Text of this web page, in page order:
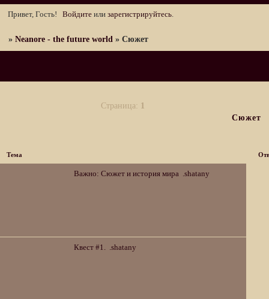
Привет, Гость! Войдите илизарегистрируйтесь
»Neanore - the future world »Сюжет
Сюжет
Страница: 1
Тема
Важно: Сюжет и история мира .shatany
Квест #1. .shatany